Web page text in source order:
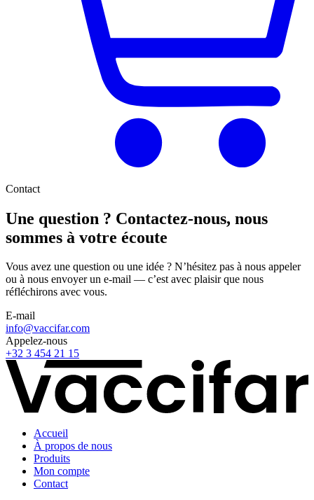
Contact
Une question ? Contactez-nous, nous
sommes à votre écoute
Vous avez une question ou une idée ? N’hésitez pas à nous appeler
ou à nous envoyer un e-mail — c’est avec plaisir que nous
réfléchirons avec vous.
E-mail
info@vaccifar.com
Appelez-nous
+32 3 454 21 15
Accueil
À propos de nous
Produits
Mon compte
Contact